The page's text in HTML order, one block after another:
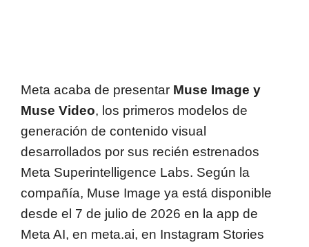
Meta acaba de presentar Muse Image y
Muse Video, los primeros modelos de
generación de contenido visual
desarrollados por sus recién estrenados
Meta Superintelligence Labs. Según la
compañía, Muse Image ya está disponible
desde el 7 de julio de 2026 en la app de
Meta AI, en meta.ai, en Instagram Stories